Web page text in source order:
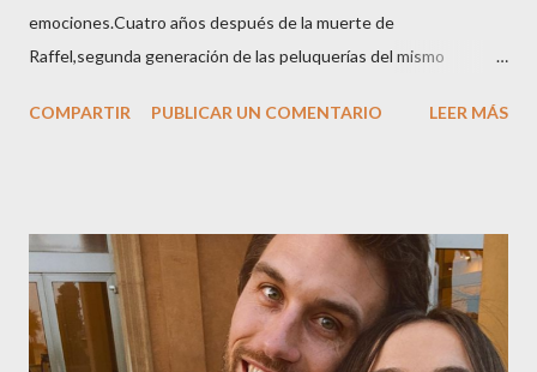
emociones.Cuatro años después de la muerte de
Raffel,segunda generación de las peluquerías del mismo
sector en una cena de reconocimiento.Sus hijas Carolina (CEO
peluquería del grupo.Justo hace unos días Carol Pagés nos
contaba detalles del homenaje en Actualida Rosa en RCE
radio,en el programa que presento todos los jueves de 17 a 18
horas . Carolina y Quionia Pagés Carolina Pagés La cita ,en el
COMPARTIR PUBLICAR UN COMENTARIO LEER MÁS